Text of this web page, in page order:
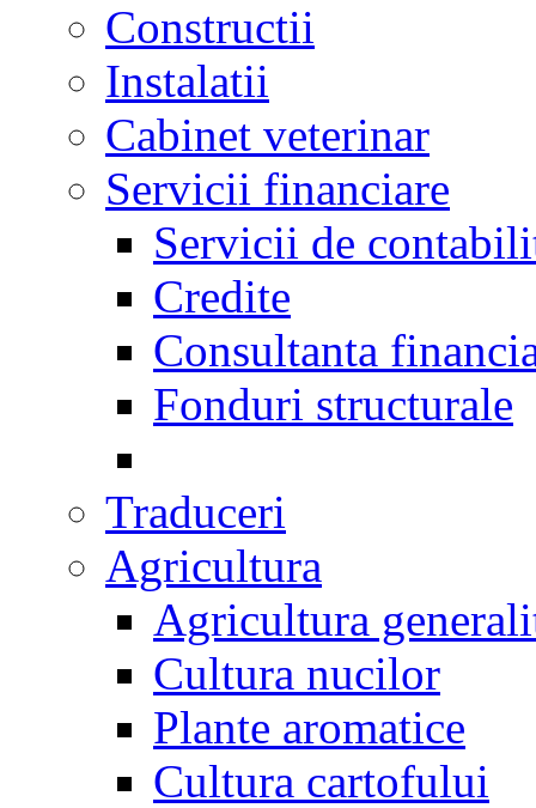
Constructii
Instalatii
Cabinet veterinar
Servicii financiare
Servicii de
Credite
Consultanta
Fonduri structurale
Traduceri
Agricultura
Agricultura
Cultura nucilor
Plante aromatice
Cultura cartofului